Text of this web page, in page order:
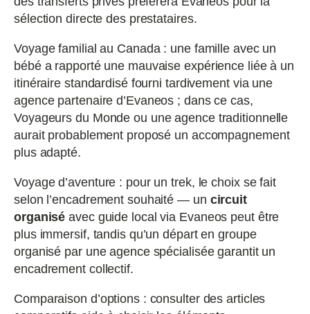
sélection directe des prestataires.
Voyage familial au Canada : une famille avec un
bébé a rapporté une mauvaise expérience liée à un
itinéraire standardisé fourni tardivement via une
agence partenaire d’Evaneos ; dans ce cas,
Voyageurs du Monde ou une agence traditionnelle
aurait probablement proposé un accompagnement
plus adapté.
Voyage d’aventure : pour un trek, le choix se fait
selon l’encadrement souhaité — un circuit
organisé avec guide local via Evaneos peut être
plus immersif, tandis qu’un départ en groupe
organisé par une agence spécialisée garantit un
encadrement collectif.
Comparaison d’options : consulter des articles